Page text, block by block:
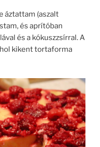
áztattam (aszalt
és aprítóban
és a kókuszzsírral. A
kikent tortaforma